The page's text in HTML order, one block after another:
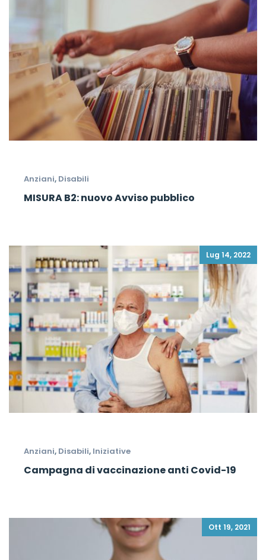
Anziani, Disabili
MISURA B2: nuovo Avviso pubblico
Lug 14, 2022
Anziani, Disabili, Iniziative
Campagna di vaccinazione anti Covid-19
Ott 19, 2021